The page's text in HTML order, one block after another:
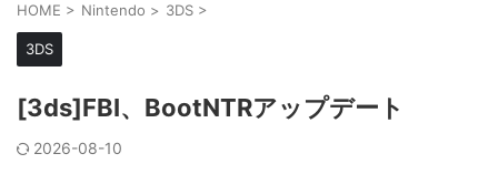
HOME > Nintendo > 3DS >
3DS
[3ds]FBI、BootNTRアップデート
2026-08-10